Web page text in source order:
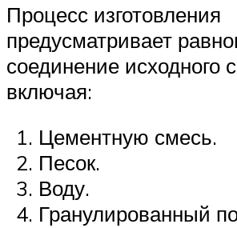
Процесс изготовления
предусматривает
соединение исходного
включая:
Цементную смесь.
Песок.
Воду.
Гранулированный